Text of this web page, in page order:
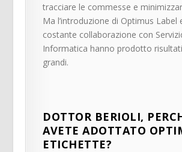
tracciare le commesse e
Ma l’introduzione di Optimus Label
costante collaborazione con
Informatica hanno prodotto
grandi.
DOTTOR BERIOLI,
AVETE ADOTTATO
ETICHETTE?